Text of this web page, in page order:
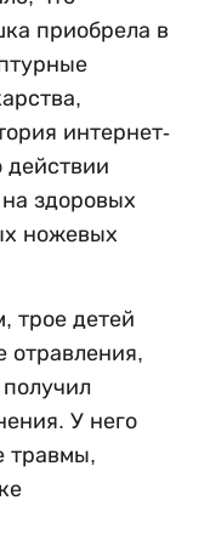
приобрела в
интернет-
действии
здоровых
ножевых
трое детей
отравления,
У него
травмы,